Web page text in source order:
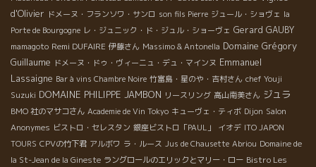
d'Olivier ドメーヌ・フランソワ・サンロ son fils Pierre ジュール・ショヴェ la
Porte de Bourgogne レ・ジュニック・ド・ジュル・ショーヴェ Gerard GAUBY
mamagoto Remi DUFAIRE 伊藤さん Massimo & Antonella Domaine Grégory
Guillaume ドメーヌ・ドゥ・ヴィーニュ・デュ・マインヌ Emmanuel
Lassaigne Bar à vins Chambre Noire 竹富島・星のや・吉村さん chef Youji
Suzuki DOMAINE PHILIPPE JAMBON リースリング 高山南美さん ジュラ
BMO 社のマサコさん Academie de Vin Tokyo キューヴェ・ティボ Dijon Salon
Anonymes ビストロ・セレスタン 銀座ビストロ「PAUL」 イオデ ITO JAPON
TOURS CPVの竹下君 アルボワ ラ・ルース Jus de Chausette Abriou Domaine de
la St-Jean de la Gineste ラングロールのエリックとマリー・ロー Bistro Les